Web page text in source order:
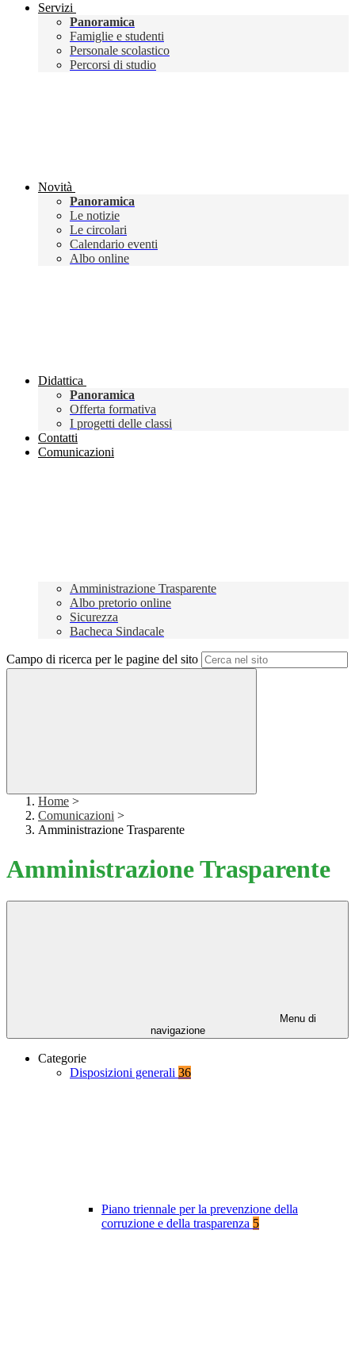
Servizi
Panoramica
Famiglie e studenti
Personale scolastico
Percorsi di studio
Novità
Panoramica
Le notizie
Le circolari
Calendario eventi
Albo online
Didattica
Panoramica
Offerta formativa
I progetti delle classi
Contatti
Comunicazioni
Amministrazione Trasparente
Albo pretorio online
Sicurezza
Bacheca Sindacale
Campo di ricerca per le pagine del sito
Home >
Comunicazioni >
Amministrazione Trasparente
Amministrazione Trasparente
Menu di
navigazione
Categorie
Disposizioni generali 36
Piano triennale per la prevenzione della
corruzione e della trasparenza 5